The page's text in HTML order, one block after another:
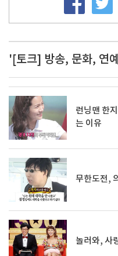
'[토크] 방송, 문화, 연
런닝맨 한
는 이유
무한도전,
놀러와, 사